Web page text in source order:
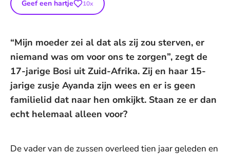
Geef een hartje 10x
“Mijn moeder zei al dat als zij zou sterven, er
niemand was om voor ons te zorgen”, zegt de
17-jarige Bosi uit Zuid-Afrika. Zij en haar 15-
jarige zusje Ayanda zijn wees en er is geen
familielid dat naar hen omkijkt. Staan ze er dan
echt helemaal alleen voor?
De vader van de zussen overleed tien jaar geleden en